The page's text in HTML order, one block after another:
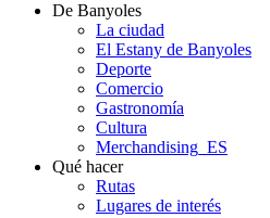
De Banyoles
La ciudad
El Estany de Banyoles
Deporte
Comercio
Gastronomía
Cultura
Merchandising_ES
Qué hacer
Rutas
Lugares de interés